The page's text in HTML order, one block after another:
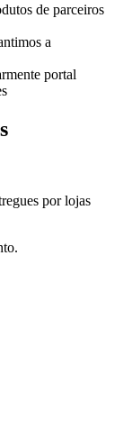
de parceiros
a
portal
por lojas